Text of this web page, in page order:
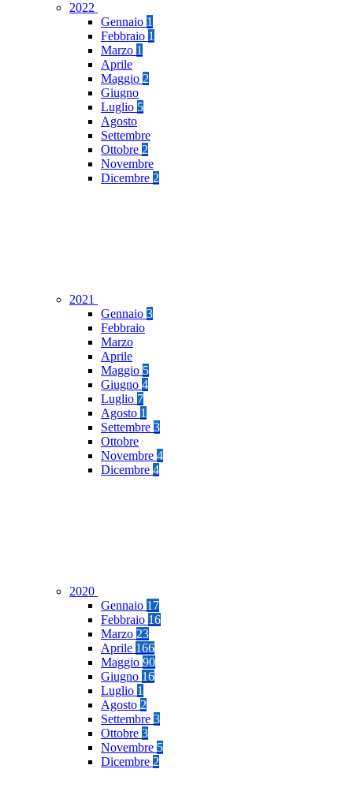
2022
Gennaio 1
Febbraio 1
Marzo 1
Aprile
Maggio 2
Giugno
Luglio 5
Agosto
Settembre
Ottobre 2
Novembre
Dicembre 2
2021
Gennaio 3
Febbraio
Marzo
Aprile
Maggio 5
Giugno 4
Luglio 7
Agosto 1
Settembre 3
Ottobre
Novembre 4
Dicembre 4
2020
Gennaio 17
Febbraio 16
Marzo 23
Aprile 166
Maggio 90
Giugno 16
Luglio 1
Agosto 2
Settembre 3
Ottobre 3
Novembre 5
Dicembre 2